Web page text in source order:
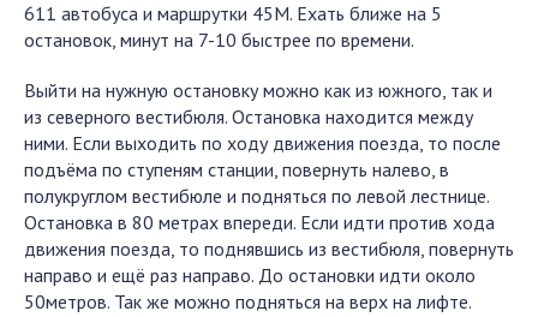
611 автобуса и маршрутки 45М. Ехать ближе на 5
остановок, минут на 7-10 быстрее по времени.
Выйти на нужную остановку можно как из южного, так и
из северного вестибюля. Остановка находится между
ними. Если выходить по ходу движения поезда, то после
подъёма по ступеням станции, повернуть налево, в
полукруглом вестибюле и подняться по левой лестнице.
Остановка в 80 метрах впереди. Если идти против хода
движения поезда, то поднявшись из вестибюля, повернуть
направо и ещё раз направо. До остановки идти около
50метров. Так же можно подняться на верх на лифте.